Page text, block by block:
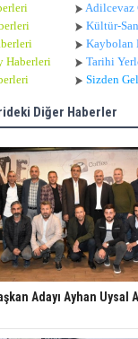
Haberleri
Adilcevaz
Kültür-
Kaybolan
Tarihi
Sizden
Diğer Haberler
Adayı Ayhan Uysal